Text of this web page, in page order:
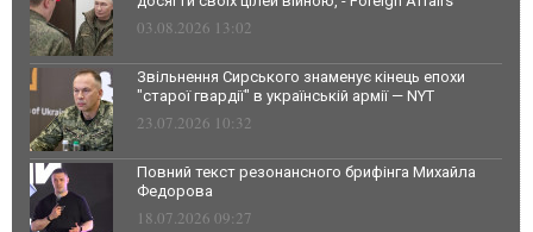
03.08.2026 13:02
Звільнення Сирського знаменує кінець епохи
"старої гвардії" в українській армії — NYT
23.07.2026 10:32
Повний текст резонансного брифінга Михайла
Федорова
18.07.2026 09:27